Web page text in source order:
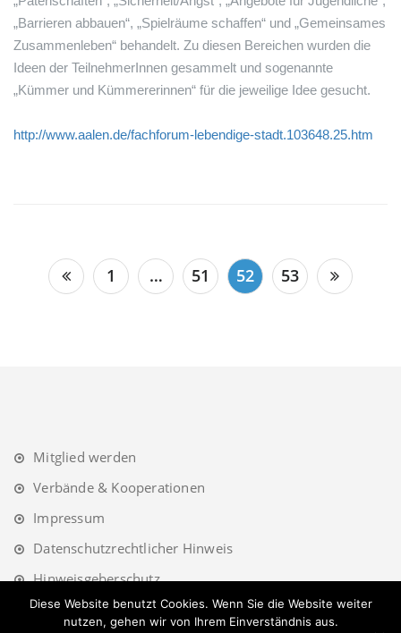
„Barrieren abbauen“, „Spielräume schaffen“ und „Gemeinsames
Zusammenleben“ behandelt. Zu diesen Bereichen wurden die
Ideen der TeilnehmerInnen gesammelt und sogenannte
„Kümmer und Kümmererinnen“ für die jeweilige Idee gesucht.
http://www.aalen.de/fachforum-lebendige-stadt.103648.25.htm
Seitennummerierung
1 … 51 52 53
Mitglied werden
Verbände & Kooperationen
Impressum
Datenschutzrechtlicher Hinweis
Hinweisgeberschutz
Diese Website benutzt Cookies. Wenn Sie die Website weiter
nutzen, gehen wir von Ihrem Einverständnis aus.